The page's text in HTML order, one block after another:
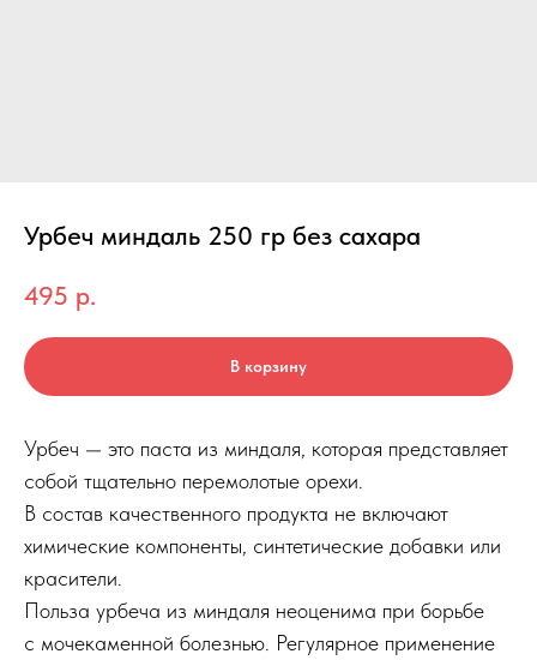
Урбеч миндаль 250 гр без сахара
495 р.
В корзину
Урбеч — это паста из миндаля, которая представляет
собой тщательно перемолотые орехи.
В состав качественного продукта не включают
химические компоненты, синтетические добавки или
красители.
Польза урбеча из миндаля неоценима при борьбе
с мочекаменной болезнью. Регулярное применение